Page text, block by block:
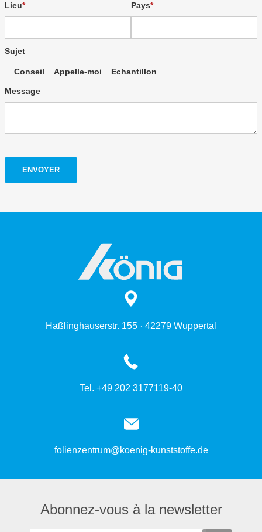
Lieu Pays
Sujet
Conseil Appelle-moi Echantillon
Message
ENVOYER
Haßlinghauserstr. 155 · 42279 Wuppertal
Tel. +49 202 3177119-40
folienzentrum@koenig-kunststoffe.de
Abonnez-vous à la newsletter